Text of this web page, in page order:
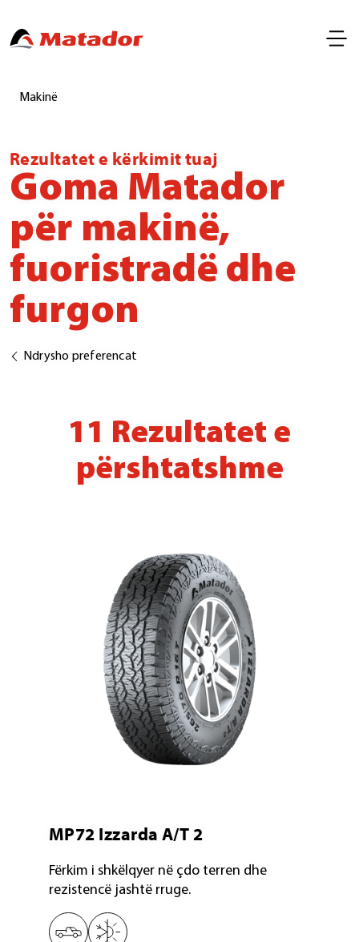
Makinë
Rezultatet e kërkimit tuaj
Goma Matador
për makinë,
fuoristradë dhe
furgon
Ndrysho preferencat
11 Rezultatet e
përshtatshme
MP72 Izzarda A/T 2
Fërkim i shkëlqyer në çdo terren dhe
rezistencë jashtë rruge.